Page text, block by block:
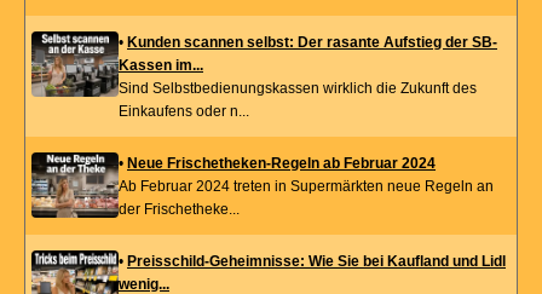
• Kunden scannen selbst: Der rasante Aufstieg der SB-
Kassen im...
Sind Selbstbedienungskassen wirklich die Zukunft des
Einkaufens oder n...
• Neue Frischetheken-Regeln ab Februar 2024
Ab Februar 2024 treten in Supermärkten neue Regeln an
der Frischetheke...
• Preisschild-Geheimnisse: Wie Sie bei Kaufland und Lidl
wenig...